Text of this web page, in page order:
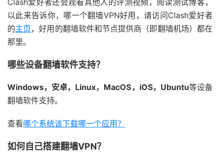
Clash爱好者还会观看其他人的评测视频，阅读测试博客，
以此来告诉你，哪一个翻墙VPN好用，请访问Clash爱好者
的主页，好用的翻墙软件和节点提供商（即翻墙机场）都在
那里。
哪些设备翻墙软件支持？
Windows，安卓，Linux，MacOS，iOS，Ubuntu等设备
翻墙软件支持。
查看哪个系统该下载哪一个应用？
如何自己搭建翻墙VPN？